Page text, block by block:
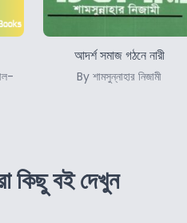
আদর্শ সমাজ গঠনে নারী
By শামসুন্নাহার নিজামী
কিছু বই দেখুন